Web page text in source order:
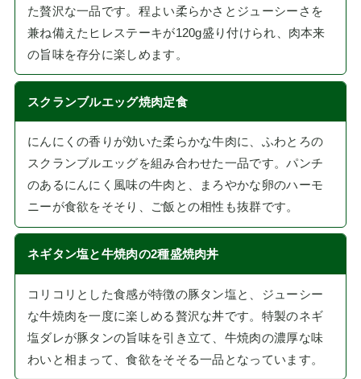
た贅沢な一品です。程よい柔らかさとジューシーさを
兼ね備えたヒレステーキが120g盛り付けられ、肉本来
の旨味を存分に楽しめます。
スクランブルエッグ焼肉定食
にんにくの香りが効いた柔らかな牛肉に、ふわとろの
スクランブルエッグを組み合わせた一品です。パンチ
のあるにんにく風味の牛肉と、まろやかな卵のハーモ
ニーが食欲をそそり、ご飯との相性も抜群です。
ネギタン塩と牛焼肉の2種盛焼肉丼
コリコリとした食感が特徴の豚タン塩と、ジューシー
な牛焼肉を一度に楽しめる贅沢な丼です。特製のネギ
塩ダレが豚タンの旨味を引き立て、牛焼肉の濃厚な味
わいと相まって、食欲をそそる一品となっています。